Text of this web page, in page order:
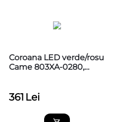
Coroana LED verde/rosu
Came 803XA-0280,
361 Lei